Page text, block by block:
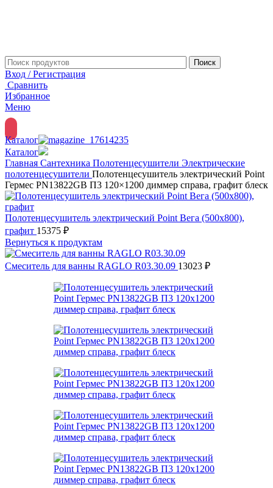
Поиск
Вход / Регистрация
Сравнить
Избранное
Меню
Каталог
Каталог
Главная Сантехника Полотенцесушители Электрические
полотенцесушители Полотенцесушитель электрический Point
Гермес PN13822GB П3 120×1200 диммер справа, графит блеск
Полотенцесушитель электрический Point Вега (500x800),
графит 15375 ₽
Вернуться к продуктам
Смеситель для ванны RAGLO R03.30.09 13023 ₽